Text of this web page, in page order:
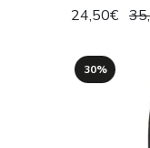
24,50€
30%